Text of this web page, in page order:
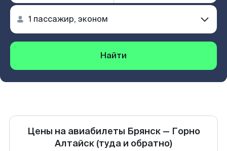
Найти
Цены на авиабилеты Брянск— Горно
Алтайск (туда и обратно)